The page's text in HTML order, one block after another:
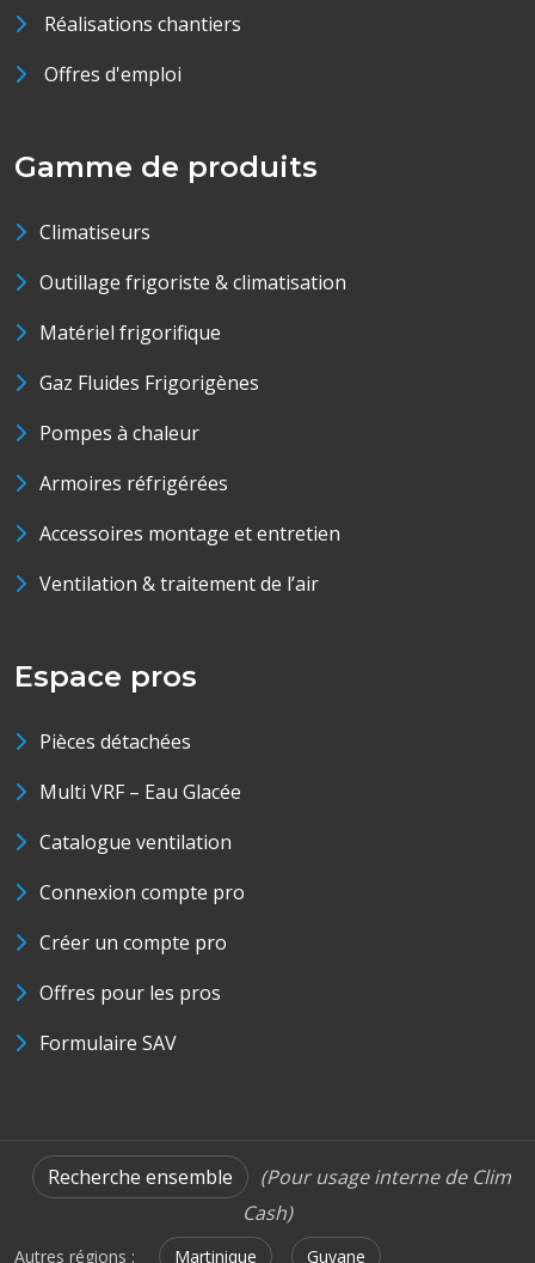
Réalisations chantiers
Offres d'emploi
Gamme de produits
Climatiseurs
Outillage frigoriste & climatisation
Matériel frigorifique
Gaz Fluides Frigorigènes
Pompes à chaleur
Armoires réfrigérées
Accessoires montage et entretien
Ventilation & traitement de l’air
Espace pros
Pièces détachées
Multi VRF – Eau Glacée
Catalogue ventilation
Connexion compte pro
Créer un compte pro
Offres pour les pros
Formulaire SAV
Recherche ensemble
(Pour usage interne de Clim
Cash)
Autres régions : Martinique Guyane